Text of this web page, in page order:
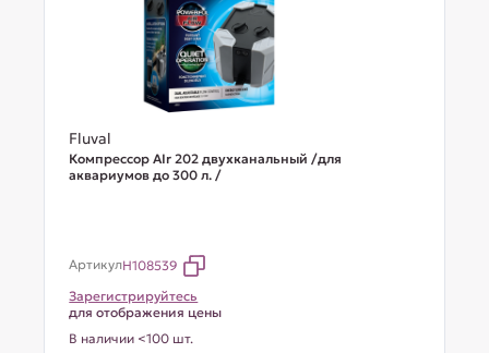
Fluval
Компрессор AIr 202 двухканальный /для
аквариумов до 300 л. /
АртикулH108539
Зарегистрируйтесь
для отображения цены
В наличии <100 шт.